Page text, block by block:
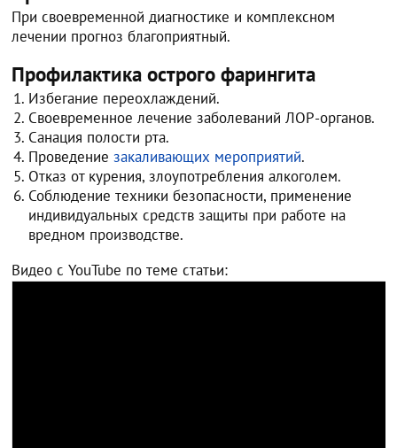
При своевременной диагностике и комплексном
лечении прогноз благоприятный.
Профилактика острого фарингита
Избегание переохлаждений.
Своевременное лечение заболеваний ЛОР-органов.
Санация полости рта.
Проведениезакаливающих мероприятий.
Отказ от курения, злоупотребления алкоголем.
Соблюдение техники безопасности, применение
индивидуальных средств защиты при работе на
вредном производстве.
Видео с YouTube по теме статьи: